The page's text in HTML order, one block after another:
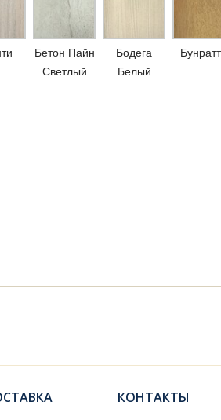
Бетон Пайн
Светлый
Бодега
Белый
КОНТАКТЫ